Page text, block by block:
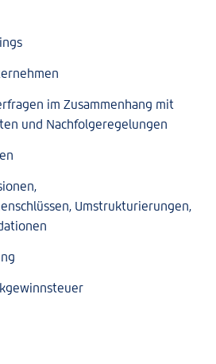
im Zusammenhang mit
und Nachfolgeregelungen
Umstrukturierungen,